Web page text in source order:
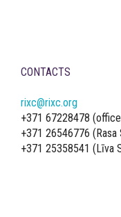
CONTACTS
rixc@rixc.org
+371 67228478
+371 26546776 (Rasa
+371 25358541 (Līva